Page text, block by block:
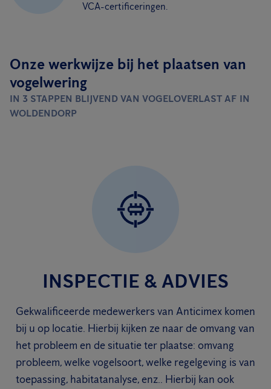
VCA-certificeringen.
Onze werkwijze bij het plaatsen van
vogelwering
IN 3 STAPPEN BLIJVEND VAN VOGELOVERLAST AF IN
WOLDENDORP
INSPECTIE & ADVIES
Gekwalificeerde medewerkers van Anticimex komen
bij u op locatie. Hierbij kijken ze naar de omvang van
het probleem en de situatie ter plaatse: omvang
probleem, welke vogelsoort, welke regelgeving is van
toepassing, habitatanalyse, enz.. Hierbij kan ook